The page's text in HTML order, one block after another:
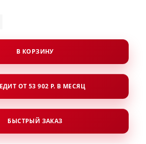
В КОРЗИНУ
ОТ 53 902 Р. В МЕСЯЦ
БЫСТРЫЙ ЗАКАЗ